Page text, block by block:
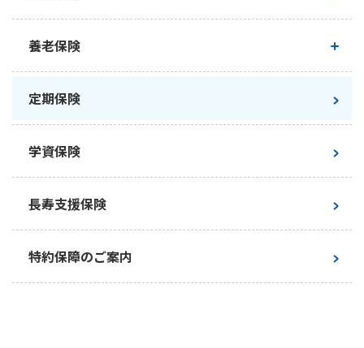
特約：無配当総合医療特約
保険期間
保険料払込方法
終身保険について
つなぐ幸せ
養老保険
養老保険について
定期保険
学資保険
長寿支援保険
特約保障のご案内